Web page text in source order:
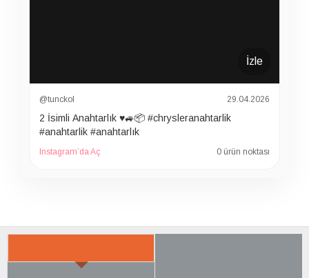
İzle
@tunckol 29.04.2026
2 İsimli Anahtarlık ♥️🚙📦 #chrysleranahtarlik
#anahtarlik #anahtarlık
Instagram’da Aç 0 ürün noktası